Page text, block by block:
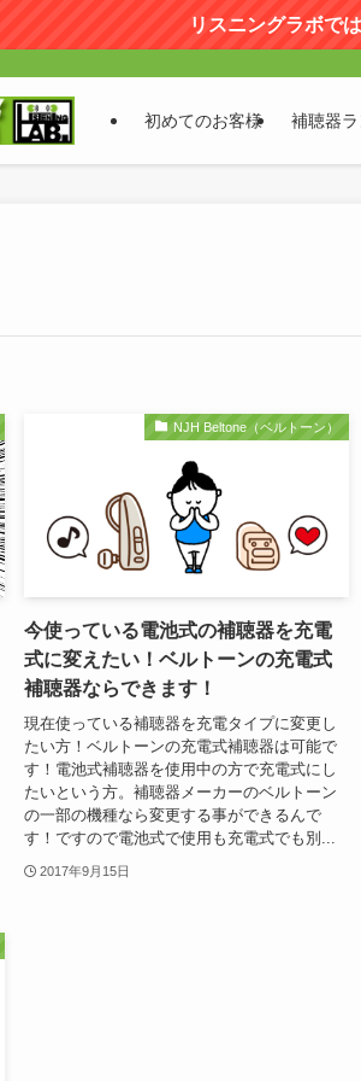
リスニングラボで
初めてのお客様 補聴器
NJH Beltone（ベルトーン）
今使っている電池式の補聴器を充電
式に変えたい！ベルトーンの充電式
補聴器ならできます！
現在使っている補聴器を充電タイプに変更し
たい方！ベルトーンの充電式補聴器は可能で
す！電池式補聴器を使用中の方で充電式にし
たいという方。補聴器メーカーのベルトーン
の一部の機種なら変更する事ができるんで
す！ですので電池式で使用も充電式でも別...
2017年9月15日